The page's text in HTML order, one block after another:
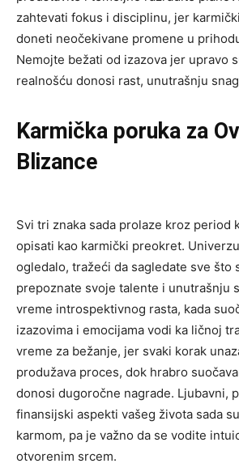
zahtevati fokus i disciplinu, jer
doneti neočekivane promene u
Nemojte bežati od izazova jer upravo
realnošću donosi rast, unutrašnju
Karmička poruka za
Blizance
Svi tri znaka sada prolaze kroz period
opisati kao karmički preokret.
ogledalo, tražeći da sagledate sve što
prepoznate svoje talente i unutrašnju
vreme introspektivnog rasta, kada
izazovima i emocijama vodi ka ličnoj
vreme za bežanje, jer svaki korak
produžava proces, dok hrabro
donosi dugoročne nagrade. Ljubavni,
finansijski aspekti vašeg života sada
karmom, pa je važno da se vodite
otvorenim srcem.